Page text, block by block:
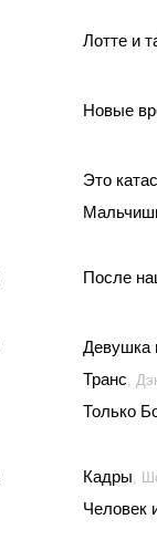
Лотте и
Новые
Это
После
Девушка
Транс,
Только
Кадры,
Человек